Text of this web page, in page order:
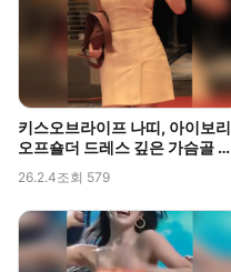
키스오브라이프 나띠, 아이보리
오프숄더 드레스 깊은 가슴골 라
26.2.4조회 579